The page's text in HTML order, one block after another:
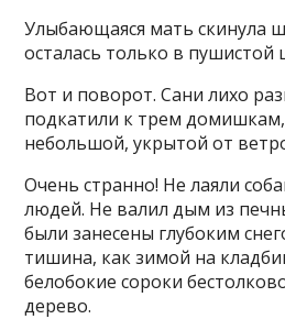
Улыбающаяся мать скинула
осталась только в пушистой
Вот и поворот. Сани лихо
подкатили к трем
небольшой, укрытой от
Очень странно! Не лаяли
людей. Не валил дым из
были занесены глубоким
тишина, как зимой на
белобокие сороки
дерево.